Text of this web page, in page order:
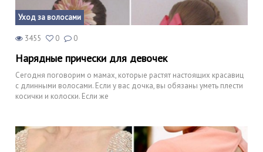
Уход за волосами
3455 0 0
Нарядные прически для девочек
Сегодня поговорим о мамах, которые растят настоящих красавиц
с длинными волосами. Если у вас дочка, вы обязаны уметь плести
косички и колоски. Если же